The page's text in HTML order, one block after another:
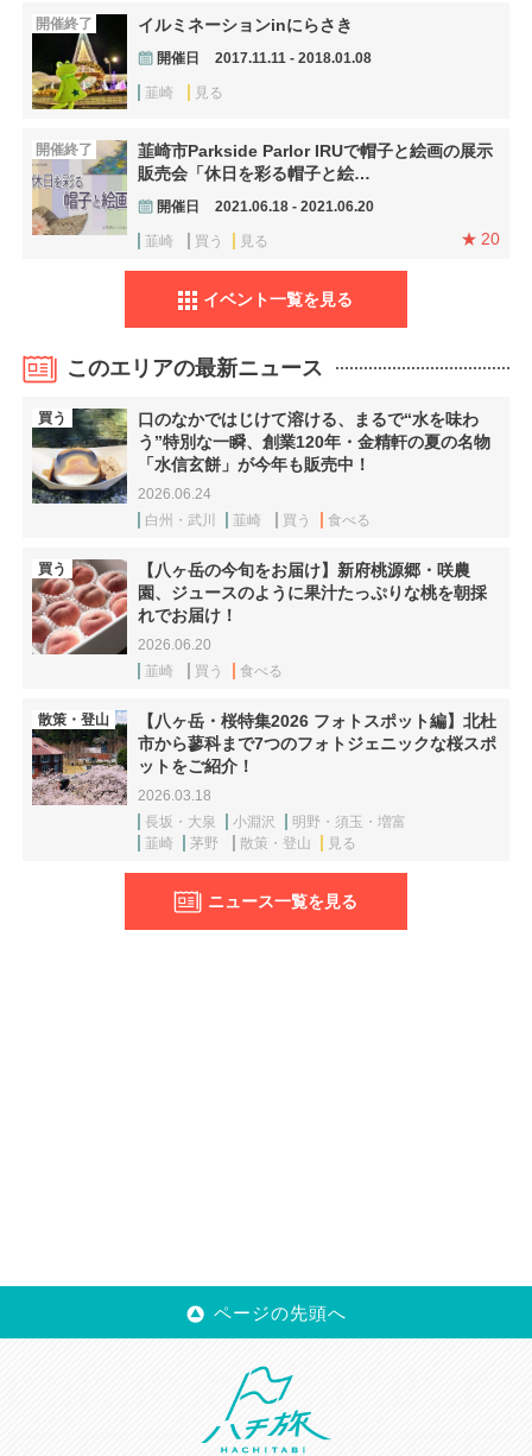
開催終了 イルミネーションinにらさき
開催日 2017.11.11 - 2018.01.08
韮崎 見る
開催終了
韮崎市Parkside Parlor IRUで帽子と絵画の展示
販売会「休日を彩る帽子と絵…
開催日 2021.06.18 - 2021.06.20
韮崎 買う 見る 20
イベント一覧を見る
このエリアの最新ニュース
買う
口のなかではじけて溶ける、まるで“水を味わ
う”特別な一瞬、創業120年・金精軒の夏の名物
「水信玄餅」が今年も販売中！
2026.06.24
白州・武川
韮崎 買う 食べる
買う
【八ヶ岳の今旬をお届け】新府桃源郷・咲農
園、ジュースのように果汁たっぷりな桃を朝採
れでお届け！
2026.06.20
韮崎
買う 食べる
散策・登山
【八ヶ岳・桜特集2026 フォトスポット編】北杜
市から蓼科まで7つのフォトジェニックな桜スポ
ットをご紹介！
2026.03.18
長坂・大泉
小淵沢
明野・須玉・増富
韮崎
茅野 散策・登山 見る
ニュース一覧を見る
ページの先頭へ